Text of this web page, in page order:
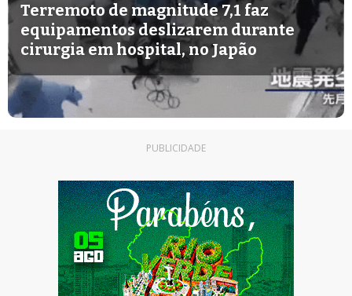
Terremoto de magnitude 7,1 faz
equipamentos deslizarem durante
cirurgia em hospital, no Japão
PUBLICIDADE